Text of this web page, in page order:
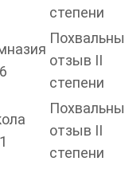
степени
отзыв II
степени
отзыв II
степени